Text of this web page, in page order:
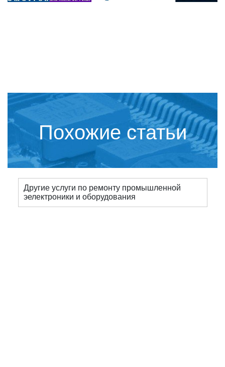
Похожие статьи
Другие услуги по ремонту промышленной
эелектроники и оборудования